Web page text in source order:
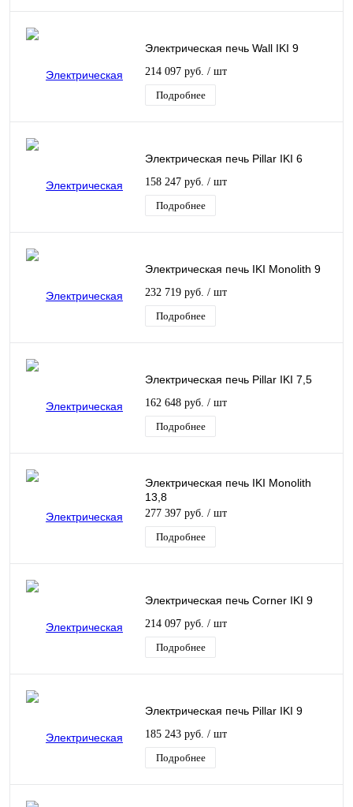
Электрическая печь Wall IKI 9
214 097 руб. / шт
Подробнее
Электрическая печь Pillar IKI 6
158 247 руб. / шт
Подробнее
Электрическая печь IKI Monolith 9
232 719 руб. / шт
Подробнее
Электрическая печь Pillar IKI 7,5
162 648 руб. / шт
Подробнее
Электрическая печь IKI Monolith
13,8
277 397 руб. / шт
Подробнее
Электрическая печь Corner IKI 9
214 097 руб. / шт
Подробнее
Электрическая печь Pillar IKI 9
185 243 руб. / шт
Подробнее